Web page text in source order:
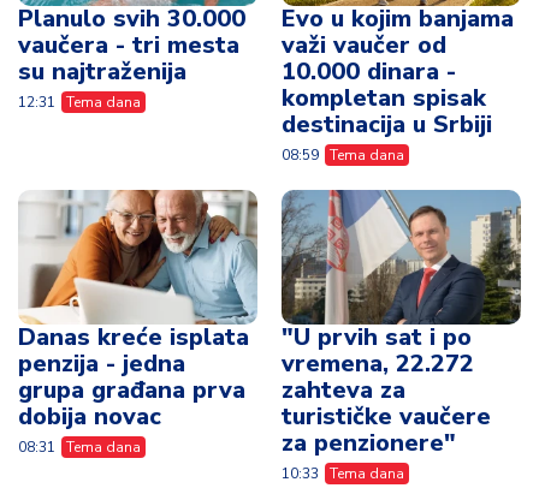
Planulo svih 30.000
vaučera - tri mesta
su najtraženija
12:31 Tema dana
Evo u kojim banjama
važi vaučer od
10.000 dinara -
kompletan spisak
destinacija u Srbiji
08:59 Tema dana
Danas kreće isplata
penzija - jedna
grupa građana prva
dobija novac
08:31 Tema dana
"U prvih sat i po
vremena, 22.272
zahteva za
turističke vaučere
za penzionere"
10:33 Tema dana